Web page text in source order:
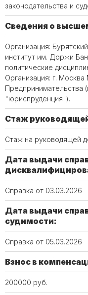
законодательства и
Сведения о
Организация:
институт им. Доржи
политические
Организация: г.
Предпринимательства
"юриспруденция").
Стаж
Стаж на руководящей
Дата выдачи
Справка от 03.03.2026
Дата выдачи
судимости:
Справка от 05.03.2026
Взнос в
200000 руб.